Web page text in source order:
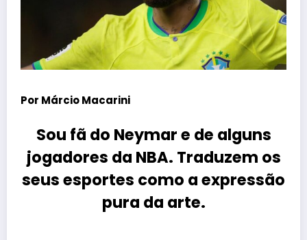
Por Márcio Macarini
Sou fã do Neymar e de alguns
jogadores da NBA. Traduzem os
seus esportes como a expressão
pura da arte.